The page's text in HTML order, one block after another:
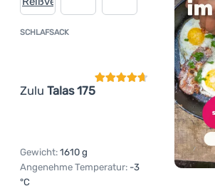
SCHLAFSACK
Zulu Talas 175
Kundenbewertung
Gewicht: 1610 g
Angenehme Temperatur: -3
°C